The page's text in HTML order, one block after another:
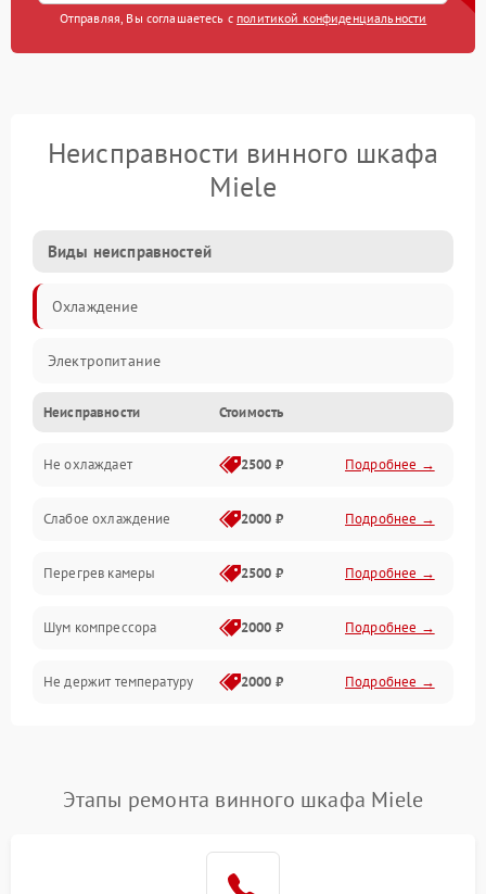
Отправляя, Вы соглашаетесь с политикой конфиденциальности
Неисправности винного шкафа
Miele
Виды неисправностей
Охлаждение
Электропитание
Неисправности Стоимость
Не охлаждает 2500 ₽ Подробнее →
Слабое охлаждение 2000 ₽ Подробнее →
Перегрев камеры 2500 ₽ Подробнее →
Шум компрессора 2000 ₽ Подробнее →
Не держит температуру 2000 ₽ Подробнее →
Этапы ремонта винного шкафа Miele